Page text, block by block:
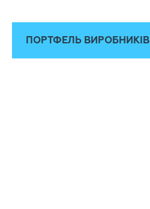
ПОРТФЕЛЬ ВИРОБНИКІВ